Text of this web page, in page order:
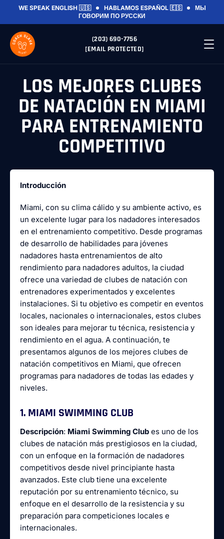
WE SPEAK ENGLISH 🇺🇸 HABLAMOS ESPAÑOL 🇪🇸
МЫ
ГОВОРИМ ПО РУССКИ
(203) 690-7756
[EMAIL PROTECTED]
LOS MEJORES CLUBES
DE NATACIÓN EN MIAMI
PARA ENTRENAMIENTO
COMPETITIVO
Introducción
Miami, con su clima cálido y su ambiente activo, es
un excelente lugar para los nadadores interesados
en el entrenamiento competitivo. Desde programas
de desarrollo de habilidades para jóvenes
nadadores hasta entrenamientos de alto
rendimiento para nadadores adultos, la ciudad
ofrece una variedad de clubes de natación con
entrenadores experimentados y excelentes
instalaciones. Si tu objetivo es competir en eventos
locales, nacionales o internacionales, estos clubes
son ideales para mejorar tu técnica, resistencia y
rendimiento en el agua. A continuación, te
presentamos algunos de los mejores clubes de
natación competitivos en Miami, que ofrecen
programas para nadadores de todas las edades y
niveles.
1. MIAMI SWIMMING CLUB
Descripción: Miami Swimming Club es uno de los
clubes de natación más prestigiosos en la ciudad,
con un enfoque en la formación de nadadores
competitivos desde nivel principiante hasta
avanzados. Este club tiene una excelente
reputación por su entrenamiento técnico, su
enfoque en el desarrollo de la resistencia y su
preparación para competiciones locales e
internacionales.